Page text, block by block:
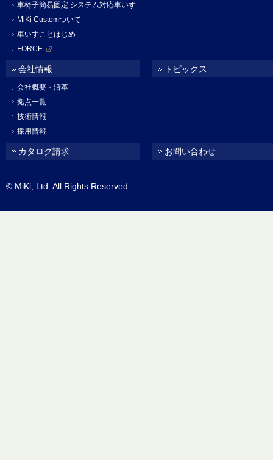
車椅子簡易固定 システム対応車いす
MiKi Customついて
車いすことはじめ
FORCE
会社情報
会社概要・沿革
拠点一覧
技術情報
採用情報
トピックス
カタログ請求 お問い合わせ
© MiKi, Ltd. All Rights Reserved.